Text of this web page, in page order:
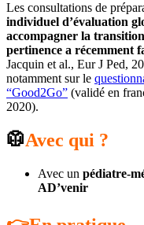
Les consultations de
individuel d’évaluation
accompagner la
pertinence a récemment
Jacquin et al., Eur J Ped,
notamment sur le
“Good2Go” (validé en
2020).
🥼Avec qui ?
Avec un pédiatre-
AD’venir